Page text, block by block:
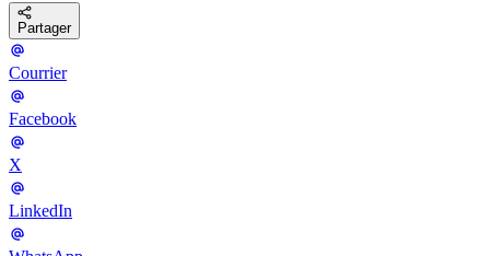
Partager
Courrier
Facebook
X
LinkedIn